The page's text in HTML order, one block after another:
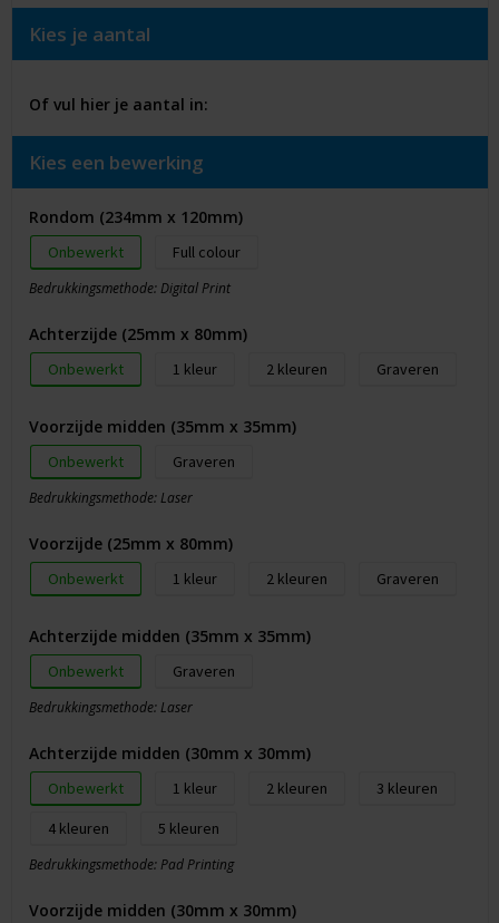
Kies je aantal
Of vul hier je aantal in:
Kies een bewerking
Rondom (234mm x 120mm)
Onbewerkt Full colour
Bedrukkingsmethode: Digital Print
Achterzijde (25mm x 80mm)
Onbewerkt 1 2 Graveren
Voorzijde midden (35mm x 35mm)
Onbewerkt Graveren
Bedrukkingsmethode: Laser
Voorzijde (25mm x 80mm)
Onbewerkt 1 2 Graveren
Achterzijde midden (35mm x 35mm)
Onbewerkt Graveren
Bedrukkingsmethode: Laser
Achterzijde midden (30mm x 30mm)
Onbewerkt 1 2
3
4
5
Bedrukkingsmethode: Pad Printing
Voorzijde midden (30mm x 30mm)